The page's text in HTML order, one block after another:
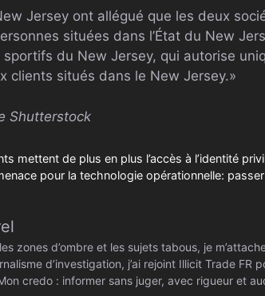
Jersey ont allégué que les deux
situées dans l’État du New
sportifs du New Jersey, qui autorise
clients situés dans le New Jersey.»
Shutterstock
mettent de plus en plus l’accès à l’identité
pour la technologie opérationnelle: passer
zones d’ombre et les sujets tabous, je
d’investigation, j’ai rejoint Illicit Trade
credo : informer sans juger, avec rigueur et